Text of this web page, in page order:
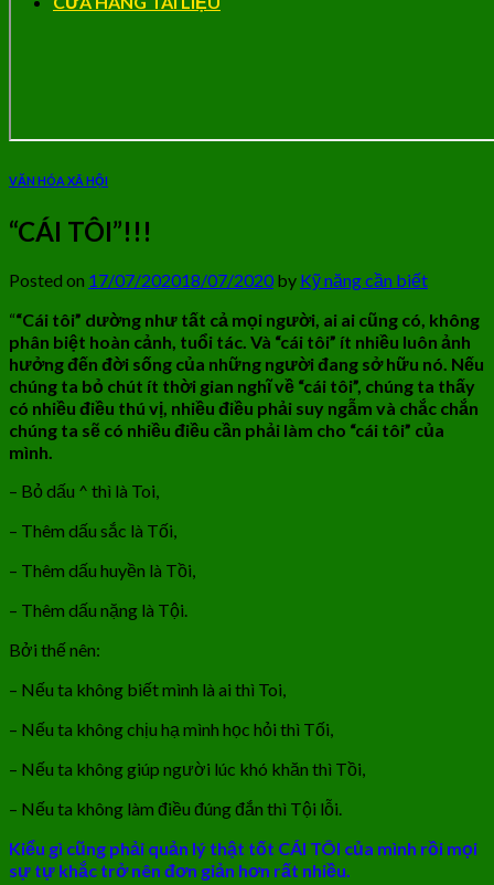
VĂN HÓA XÃ HỘI
“CÁI TÔI”!!!
Posted on 17/07/202018/07/2020by Kỹ năng cần biết
““Cái tôi” dường như tất cả mọi người, ai ai cũng có, không
phân biệt hoàn cảnh, tuổi tác. Và “cái tôi” ít nhiều luôn ảnh
hưởng đến đời sống của những người đang sở hữu nó. Nếu
chúng ta bỏ chút ít thời gian nghĩ về “cái tôi”, chúng ta thấy
có nhiều điều thú vị, nhiều điều phải suy ngẫm và chắc chắn
chúng ta sẽ có nhiều điều cần phải làm cho “cái tôi” của
mình.
– Bỏ dấu ^ thì là Toi,
– Thêm dấu sắc là Tối,
– Thêm dấu huyền là Tồi,
– Thêm dấu nặng là Tội.
Bởi thế nên:
– Nếu ta không biết mình là ai thì Toi,
– Nếu ta không chịu hạ mình học hỏi thì Tối,
– Nếu ta không giúp người lúc khó khăn thì Tồi,
– Nếu ta không làm điều đúng đắn thì Tội lỗi.
Kiểu gì cũng phải quản lý thật tốt CÁI TÔI của mình rồi mọi
sự tự khắc trở nên đơn giản hơn rất nhiều.